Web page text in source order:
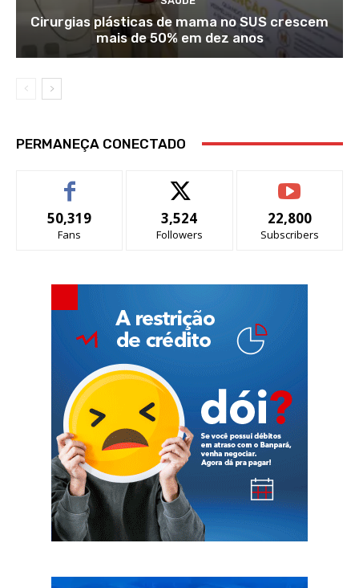
Cirurgias plásticas de mama no SUS crescem
mais de 50% em dez anos
PERMANEÇA CONECTADO
50,319
Fans
3,524
Followers
22,800
Subscribers